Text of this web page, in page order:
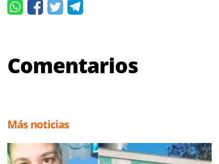
Comentarios
Más noticias